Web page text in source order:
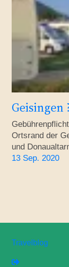
Geisingen
Ortsrand der
und
13 Sep. 2020
Travelblog